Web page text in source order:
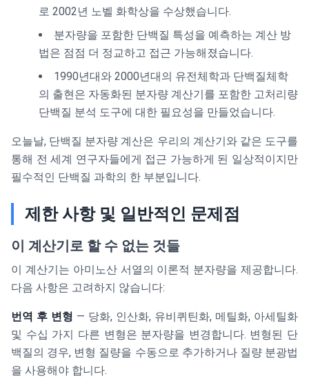
로 2002년 노벨 화학상을 수상했습니다.
분자량을 포함한 단백질 특성을 예측하는 계산 방
법은 점점 더 정교하고 접근 가능해졌습니다.
1990년대와 2000년대의 유전체학과 단백질체학
의 출현은 자동화된 분자량 계산기를 포함한 고처리량
단백질 분석 도구에 대한 필요성을 만들었습니다.
오늘날, 단백질 분자량 계산은 우리의 계산기와 같은 도구를
통해 전 세계 연구자들에게 접근 가능하게 된 일상적이지만
필수적인 단백질 과학의 한 부분입니다.
제한 사항 및 일반적인 문제점
이 계산기로 할 수 없는 것들
이 계산기는 아미노산 서열의 이론적 분자량을 제공합니다.
다음 사항은 고려하지 않습니다:
번역 후 변형 — 당화, 인산화, 유비퀴틴화, 메틸화, 아세틸화
및 수십 가지 다른 변형은 분자량을 변경합니다. 변형된 단
백질의 경우, 변형 질량을 수동으로 추가하거나 질량 분광법
을 사용해야 합니다.